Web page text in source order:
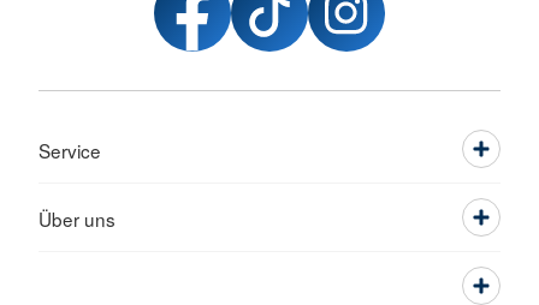
Service
Über uns